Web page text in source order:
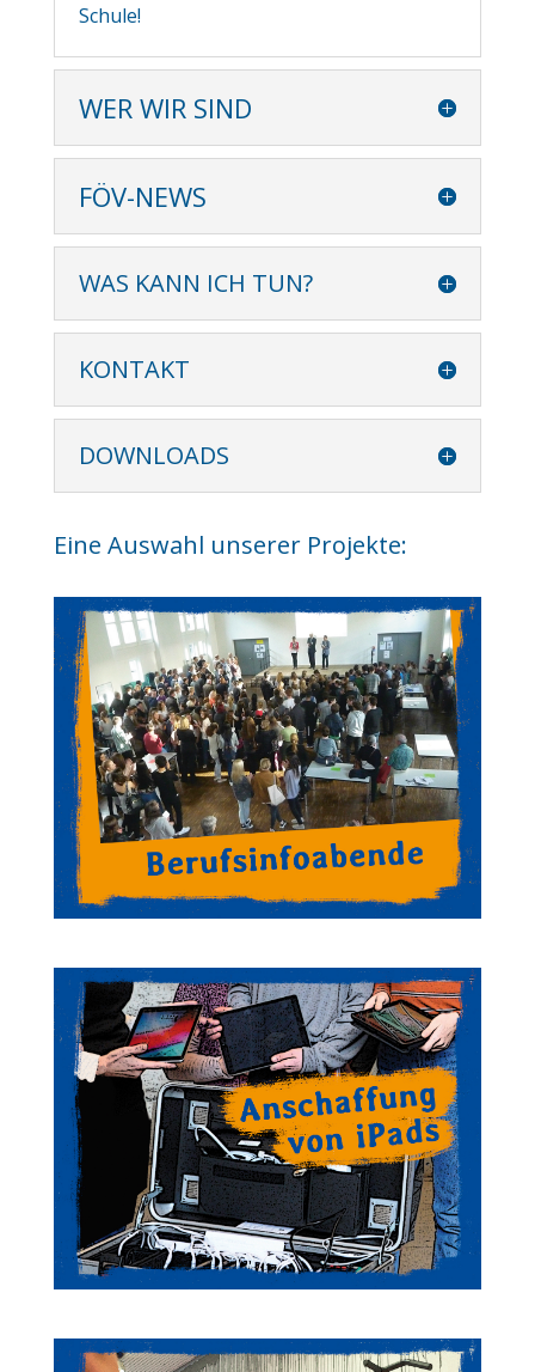
Schule!
WER WIR SIND
FÖV-NEWS
WAS KANN ICH TUN?
KONTAKT
DOWNLOADS
Eine Auswahl unserer Projekte: